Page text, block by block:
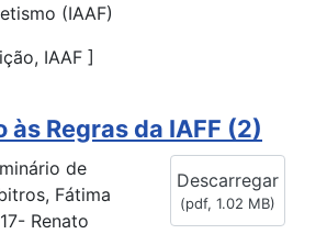
(IAAF)
IAAF ]
às Regras da IAFF (2)
Descarregar
(pdf, 1.02 MB)
de
Fátima
Renato